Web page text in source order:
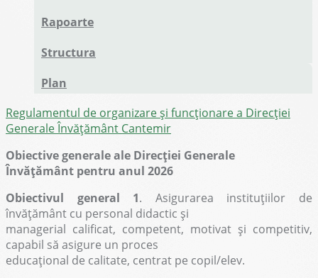
Rapoarte
Structura
Plan
Regulamentul de organizare și funcționare a Direcției
Generale Învățământ Cantemir
Obiective generale ale Direcției Generale
Învățământ pentru anul 2026
Obiectivul general 1. Asigurarea instituțiilor de
învățământ cu personal didactic și
managerial calificat, competent, motivat și competitiv,
capabil să asigure un proces
educațional de calitate, centrat pe copil/elev.